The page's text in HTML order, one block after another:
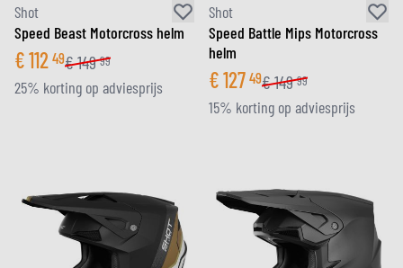
Shot
Speed Beast Motorcross helm
€112 49€149 99
25% korting op adviesprijs
Shot
Speed Battle Mips Motorcross
helm
€127 49€149 99
15% korting op adviesprijs